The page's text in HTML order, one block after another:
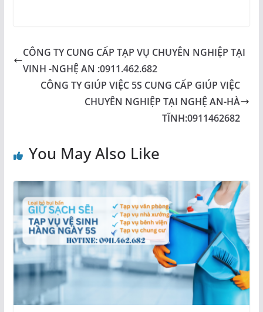
CÔNG TY CUNG CẤP TẠP VỤ CHUYÊN NGHIỆP TẠI
VINH -NGHỆ AN :0911.462.682
CÔNG TY GIÚP VIỆC 5S CUNG CẤP GIÚP VIỆC
CHUYÊN NGHIỆP TẠI NGHỆ AN-HÀ
TĨNH:0911462682
You May Also Like